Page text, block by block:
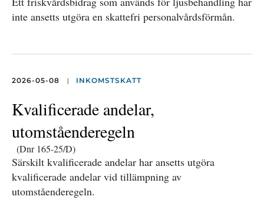
inte ansetts utgöra en skattefri personalvårdsförmån.
2026-05-08 | INKOMSTSKATT
Kvalificerade andelar,
utomståenderegeln
(Dnr 165-25/D)
Särskilt kvalificerade andelar har ansetts utgöra
kvalificerade andelar vid tillämpning av
utomståenderegeln.